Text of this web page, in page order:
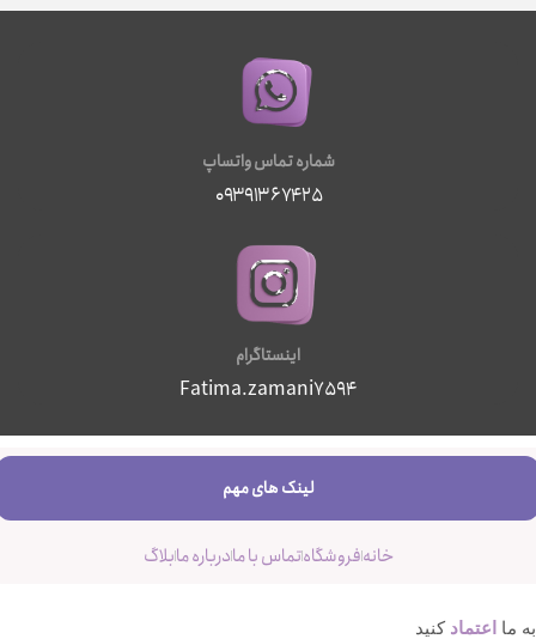
شماره تماس واتساپ
۰۹۳۹۱۳۶۷۴۲۵
اینستاگرام
Fatima.zamani7594
لینک های مهم
خانهفروشگاهتماس با مادرباره مابلاگ
به ما اعتماد کنید